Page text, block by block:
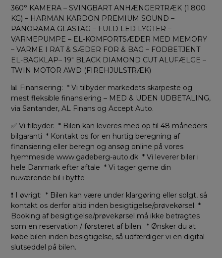
360° KAMERA – SVINGBART ANHÆNGERTRÆK (1.800
KG) – HARMAN KARDON PREMIUM SOUND –
PANORAMA GLASTAG – FULD LED LYGTER –
VARMEPUMPE – EL-KOMFORTSÆDER MED MEMORY
– VARME I RAT & SÆDER FOR & BAG – FODBETJENT
EL-BAGKLAP– 19″ BLACK DIAMOND CUT ALUFÆLGE –
TWIN MOTOR AWD (FIREHJULSTRÆK)
📊 Finansiering: * Vi tilbyder markedets skarpeste og
mest fleksible finansiering – MED & UDEN UDBETALING,
via Santander, AL Finans og Accept Auto.
✅ Vi tilbyder: * Bilen kan leveres med op til 48 måneders
bilgaranti * Kontakt os for en hurtig beregning af
finansiering eller beregn og ansøg online på vores
hjemmeside www.gadeberg-auto.dk * Vi leverer biler i
hele Danmark efter aftale * Vi tager gerne din
nuværende bil i bytte
❗ I øvrigt: * Bilen kan være under klargøring eller solgt, så
kontakt os derfor altid inden besigtigelse/prøvekørsel *
Booking af besigtigelse/prøvekørsel må ikke betragtes
som en reservation / førsteret af bilen. * Ønsker du at
købe bilen inden besigtigelse, så udfærdiger vi en digital
slutseddel på bilen.